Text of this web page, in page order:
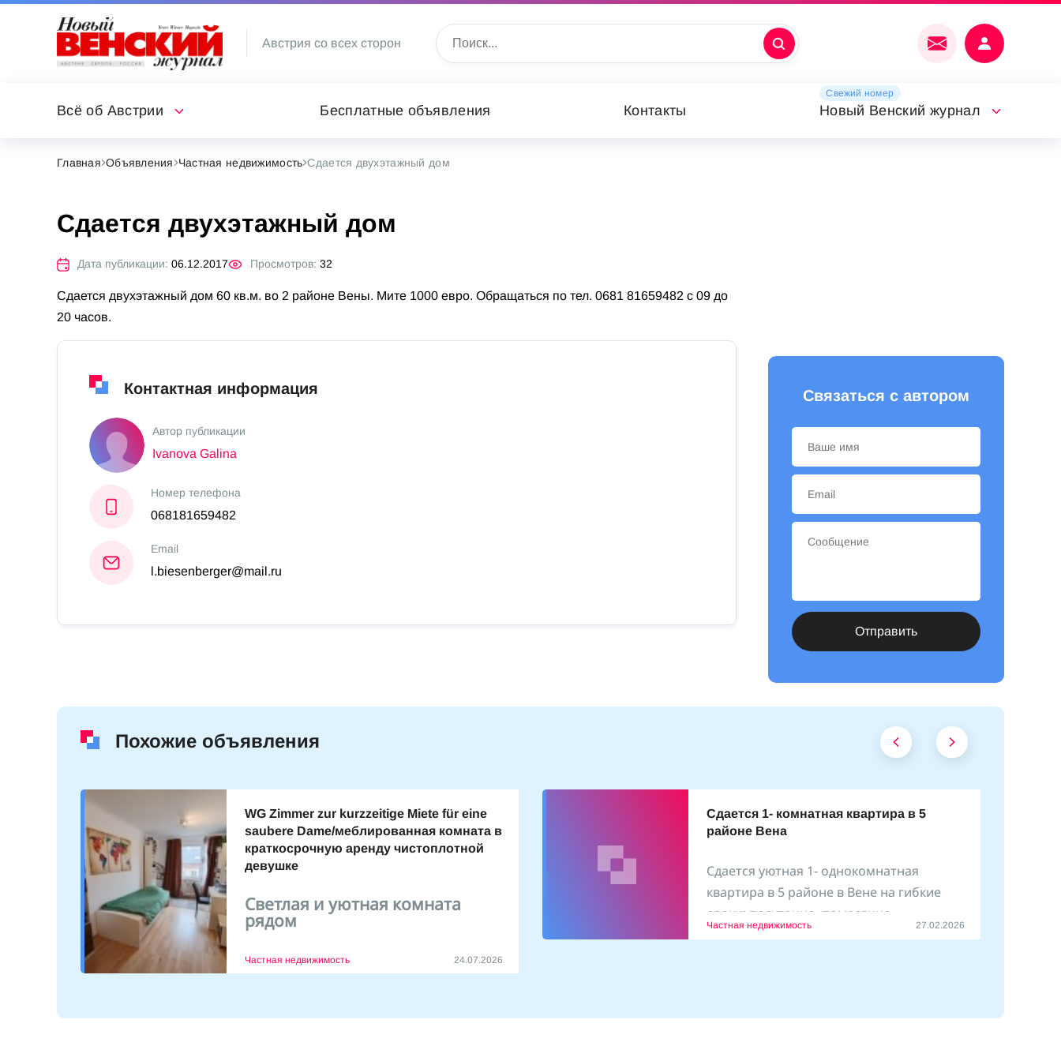
Австрия со всех сторон
Всё об Австрии Бесплатные объявления Контакты
Свежий номер
Новый Венский журнал
Главная Объявления Частная недвижимость Сдается двухэтажный дом
Сдается двухэтажный дом
Дата публикации: 06.12.2017 Просмотров: 32
Сдается двухэтажный дом 60 кв.м. во 2 районе Вены. Мите 1000 евро. Обращаться по тел. 0681 81659482 с 09 до
20 часов.
Контактная информация
Автор публикации
Ivanova Galina
Номер телефона
068181659482
Email
l.biesenberger@mail.ru
Связаться с автором
Отправить
Похожие объявления
WG Zimmer zur kurzzeitige Miete für eine
saubere Dame/меблированная комната в
краткосрочную аренду чистоплотной
девушке
Светлая и уютная комната
рядом
Частная недвижимость 24.07.2026
Сдается 1- комнатная квартира в 5
районе Вена
Сдается уютная 1- однокомнатная
квартира в 5 районе в Вене на гибкие
сроки: посуточно, помесячно
Частная недвижимость 27.02.2026